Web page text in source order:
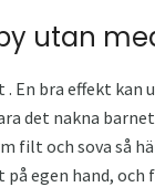
utan
bra effekt kan
det nakna
filt och sova så
egen hand,